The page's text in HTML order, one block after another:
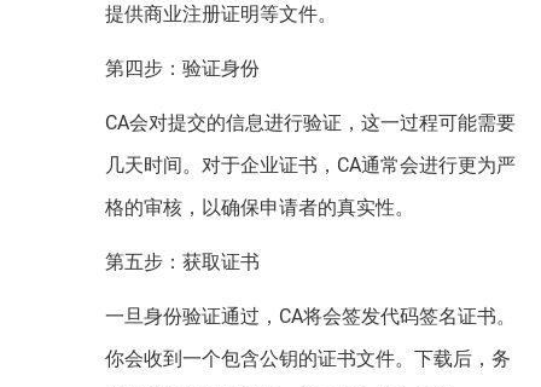
提供商业注册证明等文件。
第四步：验证身份
CA会对提交的信息进行验证，这一过程可能需要
几天时间。对于企业证书，CA通常会进行更为严
格的审核，以确保申请者的真实性。
第五步：获取证书
一旦身份验证通过，CA将会签发代码签名证书。
你会收到一个包含公钥的证书文件。下载后，务